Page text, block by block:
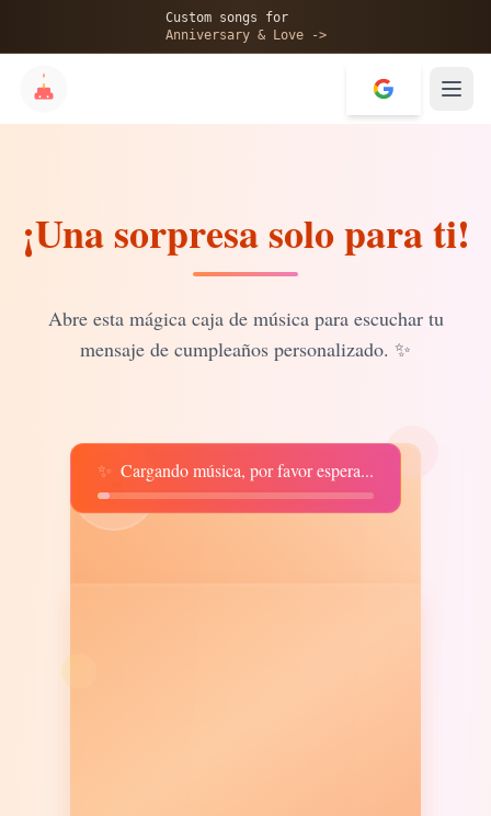
Custom songs for
Anniversary & Love ->
💝
✨
¡Una sorpresa solo para ti!
Abre esta mágica caja de música para escuchar tu
mensaje de cumpleaños personalizado. ✨
♫
✨ Cargando música, por favor espera...